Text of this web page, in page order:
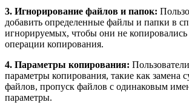
3. Игнорирование файлов и папок:
добавить определенные файлы и папки в
игнорируемых, чтобы они не
операции копирования.
4. Параметры копирования:
параметры копирования, такие как замена
файлов, пропуск файлов с одинаковым
параметры.